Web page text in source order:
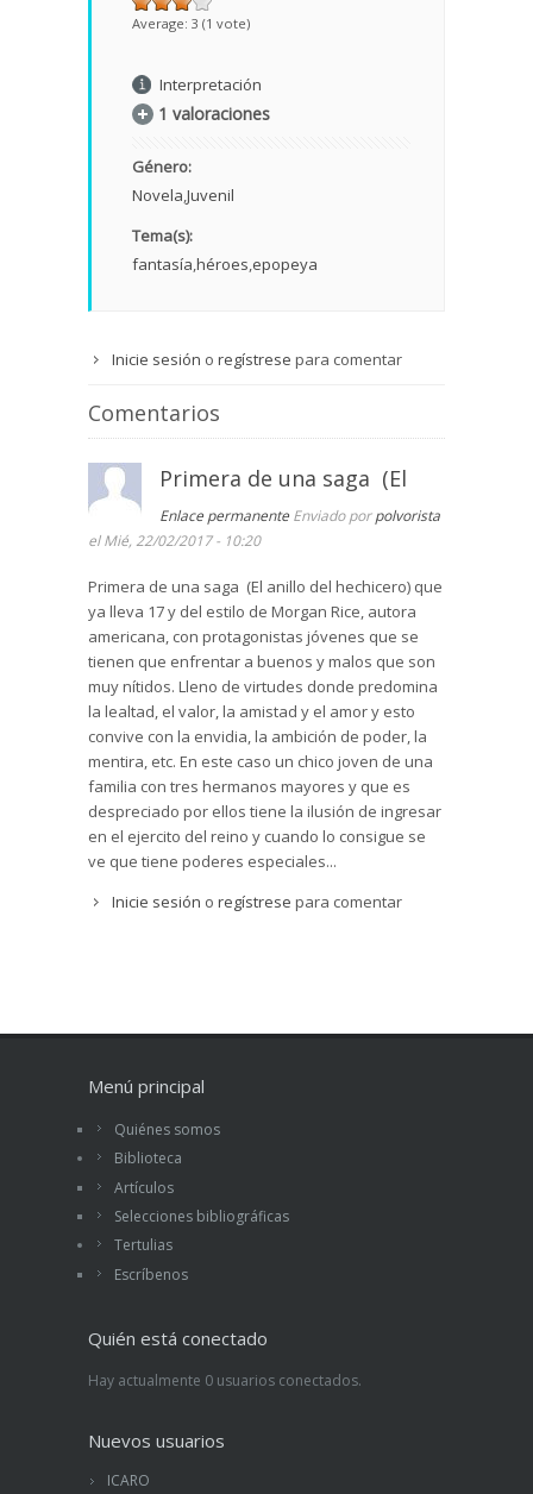
Average: 3 (1 vote)
Interpretación
1 valoraciones
Género:
Novela Juvenil
Tema(s):
fantasía héroes epopeya
Inicie sesión o regístrese para comentar
Comentarios
Primera de una saga (El
Enlace permanente Enviado porpolvorista
el Mié, 22/02/2017 - 10:20
Primera de una saga (El anillo del hechicero) que
ya lleva 17 y del estilo de Morgan Rice, autora
americana, con protagonistas jóvenes que se
tienen que enfrentar a buenos y malos que son
muy nítidos. Lleno de virtudes donde predomina
la lealtad, el valor, la amistad y el amor y esto
convive con la envidia, la ambición de poder, la
mentira, etc. En este caso un chico joven de una
familia con tres hermanos mayores y que es
despreciado por ellos tiene la ilusión de ingresar
en el ejercito del reino y cuando lo consigue se
ve que tiene poderes especiales...
Inicie sesión o regístrese para comentar
Menú principal
Quiénes somos
Biblioteca
Artículos
Selecciones bibliográficas
Tertulias
Escríbenos
Quién está conectado
Hay actualmente 0 usuarios conectados.
Nuevos usuarios
ICARO